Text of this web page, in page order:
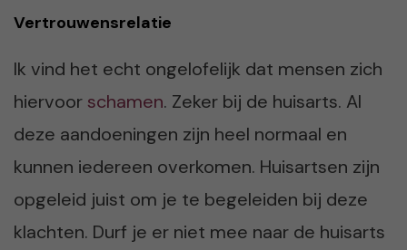
Vertrouwensrelatie
Ik vind het echt ongelofelijk dat mensen zich
hiervoor schamen. Zeker bij de huisarts. Al
deze aandoeningen zijn heel normaal en
kunnen iedereen overkomen. Huisartsen zijn
opgeleid juist om je te begeleiden bij deze
klachten. Durf je er niet mee naar de huisarts